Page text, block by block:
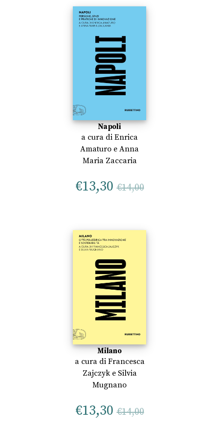
Napoli
a cura di Enrica
Amaturo e Anna
Maria Zaccaria
€13,30 €14,00
Milano
a cura di Francesca
Zajczyke Silvia
Mugnano
€13,30 €14,00